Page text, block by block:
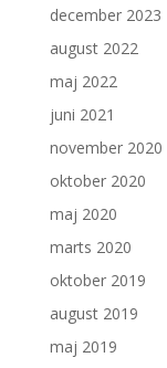
december 2023
august 2022
maj 2022
juni 2021
november 2020
oktober 2020
maj 2020
marts 2020
oktober 2019
august 2019
maj 2019